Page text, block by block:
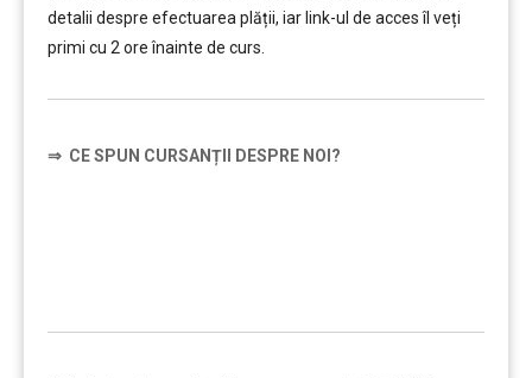
detalii despre efectuarea plății, iar link-ul de acces îl veți
primi cu 2 ore înainte de curs.
⇒ CE SPUN CURSANȚII DESPRE NOI?